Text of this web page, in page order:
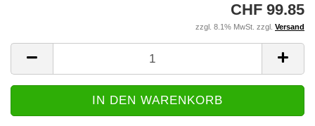
CHF 99.85
zzgl. 8.1% MwSt. zzgl. Versand